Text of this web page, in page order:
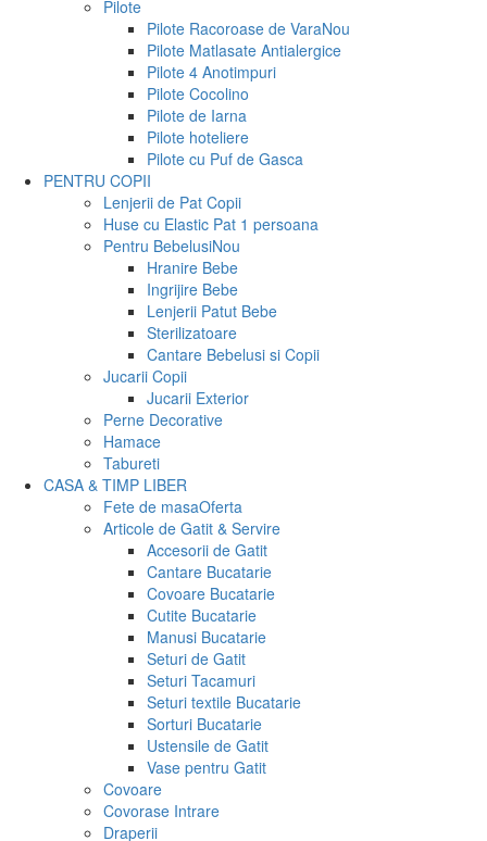
Pilote
Pilote Racoroase de VaraNou
Pilote Matlasate Antialergice
Pilote 4 Anotimpuri
Pilote Cocolino
Pilote de Iarna
Pilote hoteliere
Pilote cu Puf de Gasca
PENTRU COPII
Lenjerii de Pat Copii
Huse cu Elastic Pat 1 persoana
Pentru BebelusiNou
Hranire Bebe
Ingrijire Bebe
Lenjerii Patut Bebe
Sterilizatoare
Cantare Bebelusi si Copii
Jucarii Copii
Jucarii Exterior
Perne Decorative
Hamace
Tabureti
CASA & TIMP LIBER
Fete de masaOferta
Articole de Gatit & Servire
Accesorii de Gatit
Cantare Bucatarie
Covoare Bucatarie
Cutite Bucatarie
Manusi Bucatarie
Seturi de Gatit
Seturi Tacamuri
Seturi textile Bucatarie
Sorturi Bucatarie
Ustensile de Gatit
Vase pentru Gatit
Covoare
Covorase Intrare
Draperii